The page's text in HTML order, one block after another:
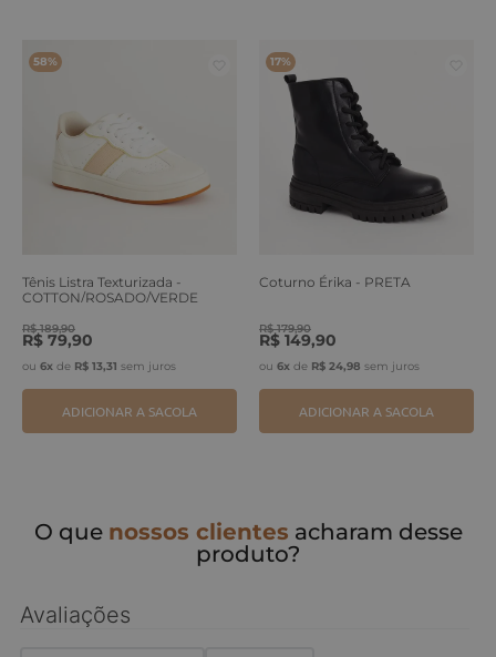
58%
Tênis Listra Texturizada -
COTTON/ROSADO/VERDE
R$ 189,90
R$ 79,90
ou 6x de R$ 13,31 sem juros
ADICIONAR A SACOLA
17%
Coturno Érika - PRETA
R$ 179,90
R$ 149,90
ou 6x de R$ 24,98 sem juros
ADICIONAR A SACOLA
O que nossos clientes acharam desse
produto?
Avaliações